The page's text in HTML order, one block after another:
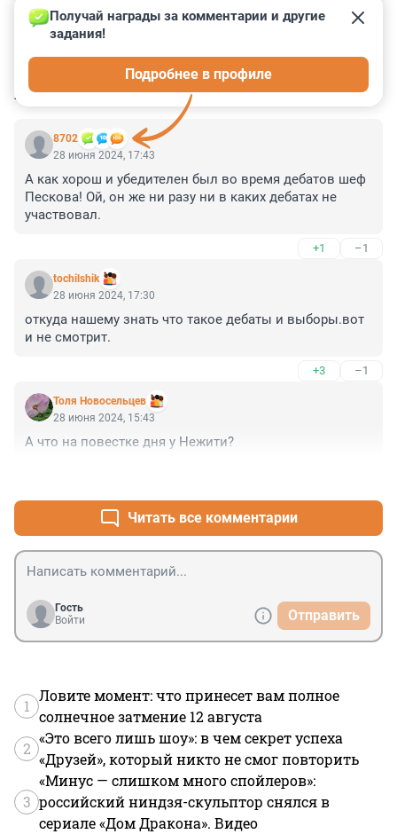
КОММЕНТАРИИ 34
8702
Получай награды за комментарии и другие
задания!
Подробнее в профиле
28 июня 2024, 17:43
А как хорош и убедителен был во время дебатов шеф
Пескова! Ой, он же ни разу ни в каких дебатах не
участвовал.
+1 –1
tochilshik
28 июня 2024, 17:30
откуда нашему знать что такое дебаты и выборы.вот
и не смотрит.
+3 –1
Толя Новосельцев
28 июня 2024, 15:43
А что на повестке дня у Нежити?
Читать все комментарии
Гость
Войти
Отправить
1
Ловите момент: что принесет вам полное
солнечное затмение 12 августа
2
«Это всего лишь шоу»: в чем секрет успеха
«Друзей», который никто не смог повторить
3
«Минус — слишком много спойлеров»:
российский ниндзя-скульптор снялся в
сериале «Дом Дракона». Видео